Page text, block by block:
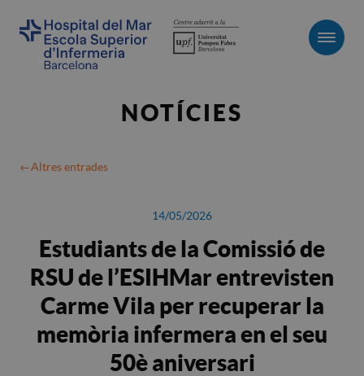
NOTÍCIES
Altres entrades
14/05/2026
Estudiants de la Comissió de
RSU de l’ESIHMar entrevisten
Carme Vila per recuperar la
memòria infermera en el seu
50è aniversari